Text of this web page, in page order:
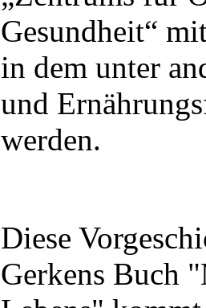
Gesundheit“
in dem unter
und
werden.
Diese
Gerkens Buch